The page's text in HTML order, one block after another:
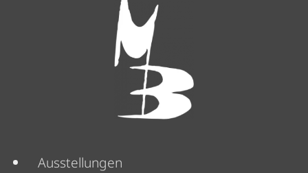
Menü
Ausstellungen